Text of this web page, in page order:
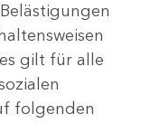
gilt für alle
folgenden